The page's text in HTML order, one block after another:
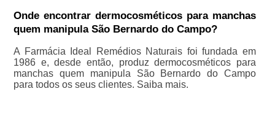
Onde encontrar dermocosméticos para manchas
quem manipula São Bernardo do Campo?
A Farmácia Ideal Remédios Naturais foi fundada em
1986 e, desde então, produz dermocosméticos para
manchas quem manipula São Bernardo do Campo
para todos os seus clientes. Saiba mais.